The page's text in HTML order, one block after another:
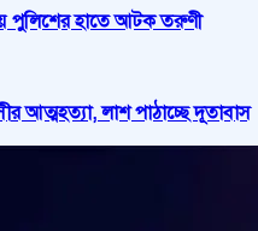
পুলিশের হাতে আটক তরুণী
আত্মহত্যা, লাশ পাঠাচ্ছে দূতাবাস